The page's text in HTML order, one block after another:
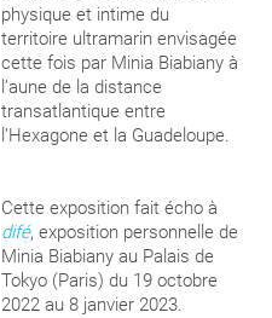
physique et intime du
territoire ultramarin envisagée
cette fois par Minia Biabiany à
l’aune de la distance
transatlantique entre
l’Hexagone et la Guadeloupe.
Cette exposition fait écho à
difé, exposition personnelle de
Minia Biabiany au Palais de
Tokyo (Paris) du 19 octobre
2022 au 8 janvier 2023.